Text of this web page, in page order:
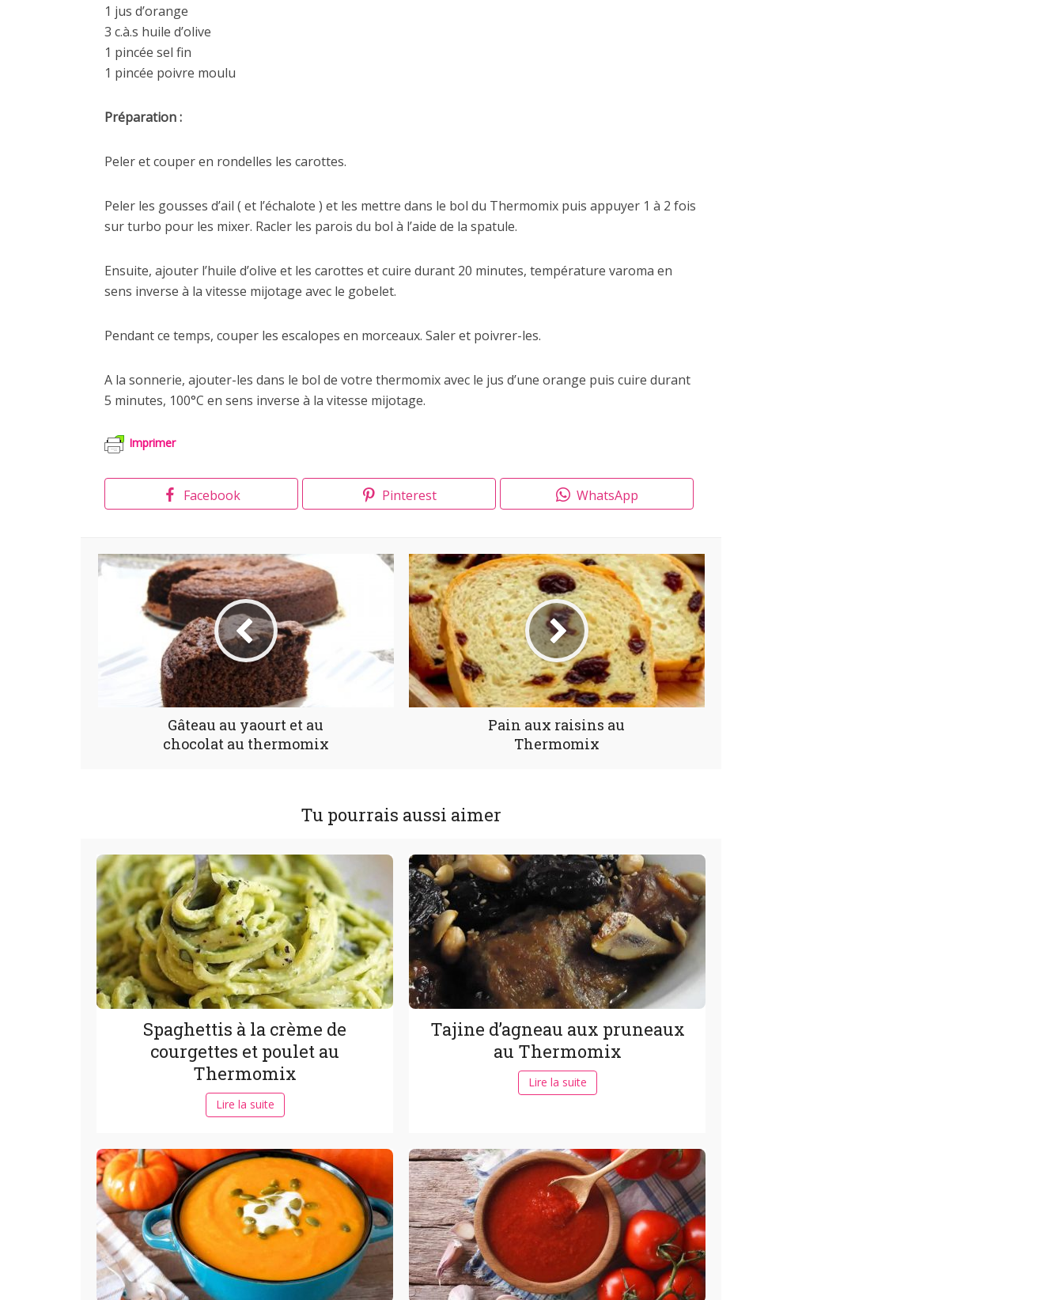
1 jus d’orange
3 c.à.s huile d’olive
1 pincée sel fin
1 pincée poivre moulu
Préparation :
Peler et couper en rondelles les carottes.
Peler les gousses d’ail ( et l’échalote ) et les mettre dans le bol du Thermomix puis appuyer 1 à 2 fois
sur turbo pour les mixer. Racler les parois du bol à l’aide de la spatule.
Ensuite, ajouter l’huile d’olive et les carottes et cuire durant 20 minutes, température varoma en
sens inverse à la vitesse mijotage avec le gobelet.
Pendant ce temps, couper les escalopes en morceaux. Saler et poivrer-les.
A la sonnerie, ajouter-les dans le bol de votre thermomix avec le jus d’une orange puis cuire durant
5 minutes, 100°C en sens inverse à la vitesse mijotage.
Imprimer
Facebook Pinterest WhatsApp
Gâteau au yaourt et au
chocolat au thermomix
Pain aux raisins au
Thermomix
Tu pourrais aussi aimer
Spaghettis à la crème de
courgettes et poulet au
Thermomix
Lire la suite
Tajine d’agneau aux pruneaux
au Thermomix
Lire la suite